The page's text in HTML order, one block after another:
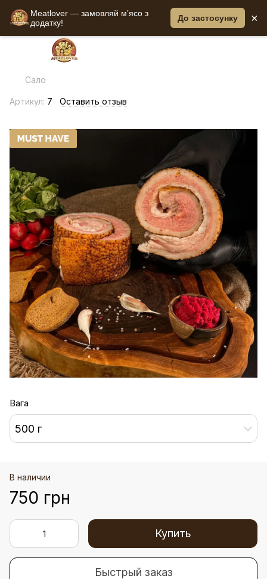
Meatlover — замовляй мʼясо з
додатку!
До застосунку ×
Сало
Артикул: 7 Оставить отзыв
Вага
500 г
В наличии
750 грн
Купить
Быстрый заказ